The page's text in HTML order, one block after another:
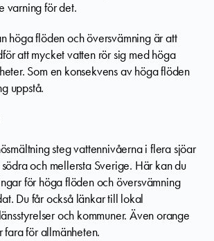
varning för det.
höga flöden och översvämning är att
att mycket vatten rör sig med höga
Som en konsekvens av höga flöden
uppstå.
steg vattennivåerna i flera sjöar
och mellersta Sverige. Här kan du
för höga flöden och översvämning
Du får också länkar till lokal
och kommuner. Även orange
för allmänheten.